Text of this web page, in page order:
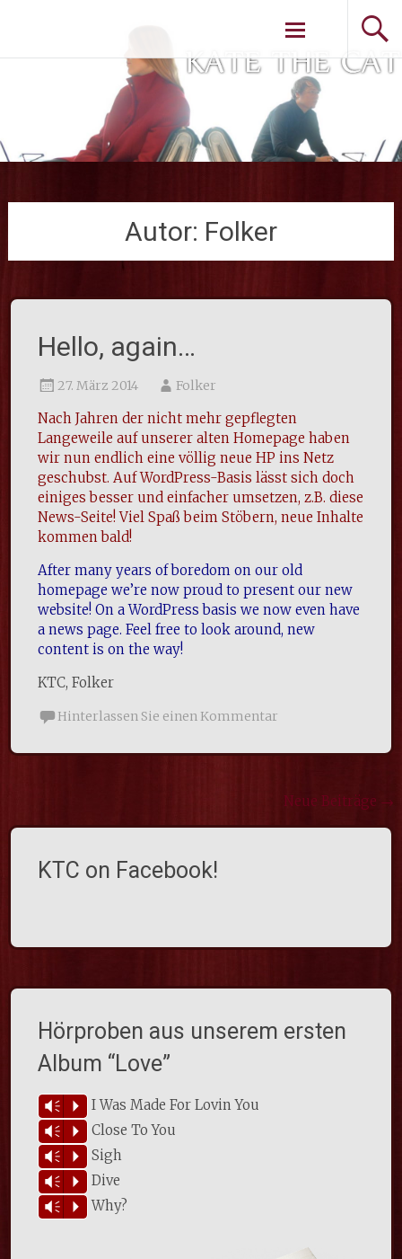
Weiter zum
Inhalt
Autor: Folker
Hello, again…
27. März 2014 Folker
Nach Jahren der nicht mehr gepflegten
Langeweile auf unserer alten Homepage haben
wir nun endlich eine völlig neue HP ins Netz
geschubst. Auf WordPress-Basis lässt sich doch
einiges besser und einfacher umsetzen, z.B. diese
News-Seite! Viel Spaß beim Stöbern, neue Inhalte
kommen bald!
After many years of boredom on our old
homepage we’re now proud to present our new
website! On a WordPress basis we now even have
a news page. Feel free to look around, new
content is on the way!
KTC, Folker
Hinterlassen Sie einen Kommentar
Neue Beiträge →
KTC on Facebook!
Hörproben aus unserem ersten
Album “Love”
Vm P I Was Made For Lovin You
Vm P Close To You
Vm P Sigh
Vm P Dive
Vm P Why?